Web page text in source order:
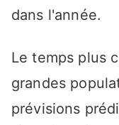
dans l'année.
Le temps plus
grandes
prévisions